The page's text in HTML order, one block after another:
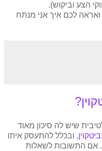
הצע וביקוש).
לכם איך אני מנתח
שיש לה סיכון מאוד
ביטקוין, ובכלל להתעסק איתו
אם התשובות לשאלות